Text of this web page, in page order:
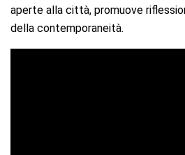
aperte alla città, promuove
della contemporaneità.